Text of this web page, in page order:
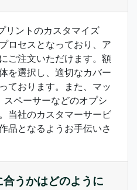
リントのカスタマイズ
ロセスとなっており、ア
ご注文いただけます。額
を選択し、適切なカバー
ております。また、マッ
スペーサーなどのオプシ
当社のカスタマーサービ
品となるようお手伝いさ
うかはどのように